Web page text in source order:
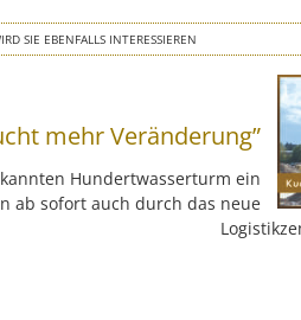
SIE EBENFALLS INTERESSIEREN
mehr Veränderung”
Hundertwasserturm ein
ab sofort auch durch das neue